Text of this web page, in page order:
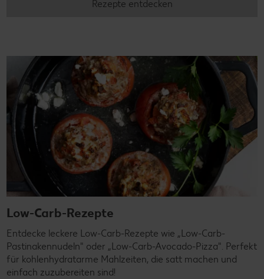
Rezepte entdecken
Low-Carb-Rezepte
Entdecke leckere Low-Carb-Rezepte wie „Low-Carb-
Pastinakennudeln" oder „Low-Carb-Avocado-Pizza". Perfekt
für kohlenhydratarme Mahlzeiten, die satt machen und
einfach zuzubereiten sind!